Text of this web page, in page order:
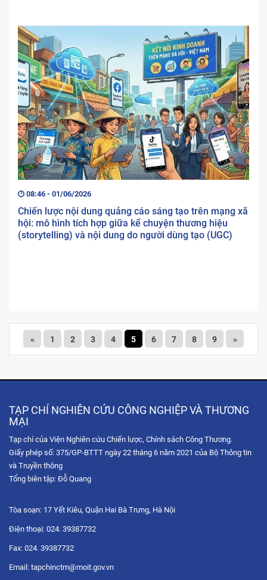
08:46 - 01/06/2026
Chiến lược nội dung quảng cáo sáng tạo trên mạng xã
hội: mô hình tích hợp giữa kể chuyện thương hiệu
(storytelling) và nội dung do người dùng tạo (UGC)
« 1 2 3 4 5 6 7 8 9 »
TẠP CHÍ NGHIÊN CỨU CÔNG NGHIỆP VÀ THƯƠNG
MẠI
Tạp chí của Viện Nghiên cứu Chiến lược, Chính sách Công Thương.
Giấy phép số: 375/GP-BTTT ngày 22 tháng 6 năm 2021 của Bộ Thông tin
và Truyền thông
Tổng biên tập: Đỗ Quang
Tòa soạn: 17 Yết Kiêu, Quận Hai Bà Trưng, Hà Nội
Điện thoại: 024. 39387732
Fax: 024. 39387732
Email: tapchinctm@moit.gov.vn